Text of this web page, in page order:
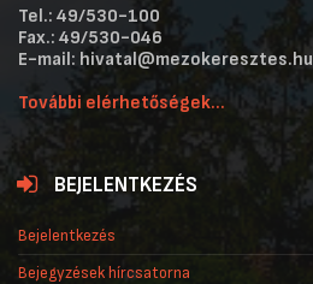
Tel.: 49/530-100
Fax.: 49/530-046
E-mail: hivatal@mezokeresztes.hu
További elérhetőségek...
BEJELENTKEZÉS
Bejelentkezés
Bejegyzések hírcsatorna